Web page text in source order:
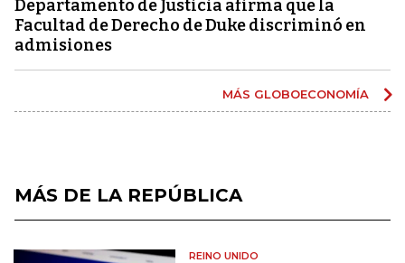
Departamento de Justicia afirma que la
Facultad de Derecho de Duke discriminó en
admisiones
MÁS GLOBOECONOMÍA
MÁS DE LA REPÚBLICA
REINO UNIDO